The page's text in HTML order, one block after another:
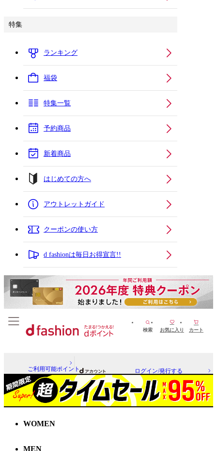
特集
ランキング
福袋
特集一覧
予約商品
新着商品
はじめての方へ
アウトレットガイド
クーポンの使い方
d fashionは毎日お得宣言!!
検索 お気に入り カート
ご利用可能ポイント ログイン/発行する
WOMEN
MEN